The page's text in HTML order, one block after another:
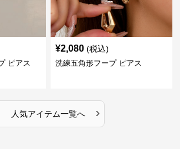
ピアス
¥2,080 (税込)
洗練五角形フープ ピアス
人気アイテム一覧へ ›